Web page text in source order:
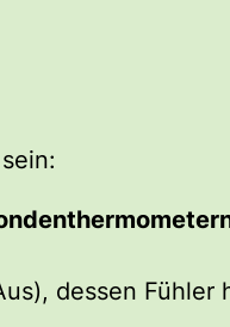
dessen Fühler